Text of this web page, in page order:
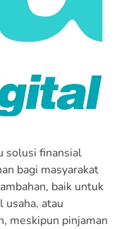
solusi finansial
bagi masyarakat
baik untuk
usaha, atau
meskipun pinjaman